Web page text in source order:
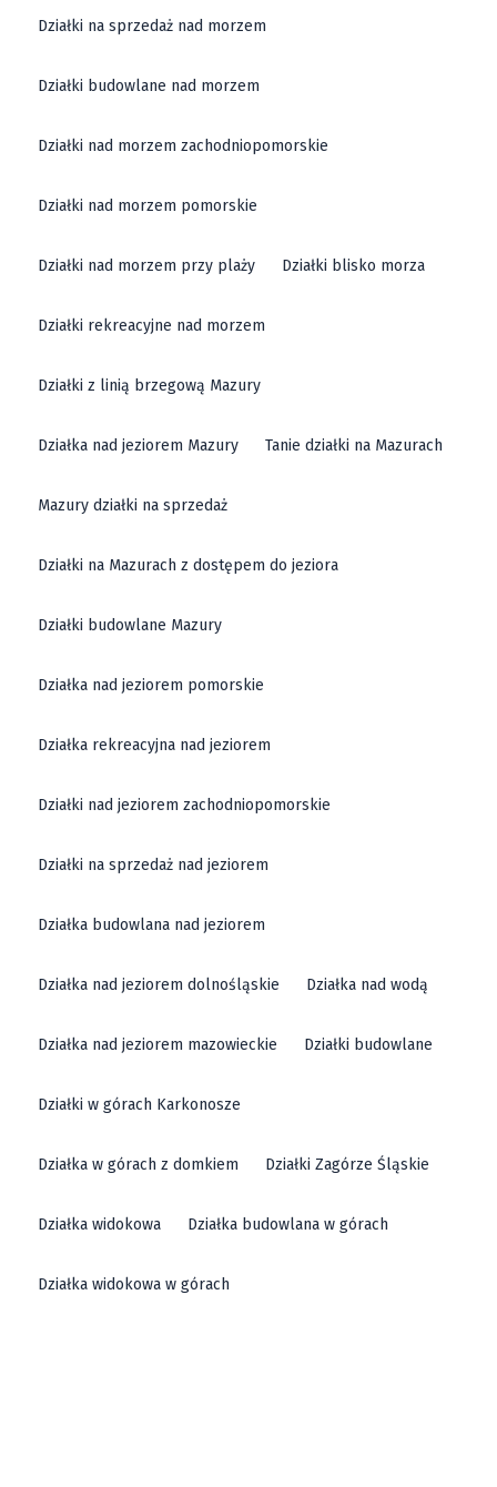
Działki na sprzedaż nad morzem
Działki budowlane nad morzem
Działki nad morzem zachodniopomorskie
Działki nad morzem pomorskie
Działki nad morzem przy plaży Działki blisko morza
Działki rekreacyjne nad morzem
Działki z linią brzegową Mazury
Działka nad jeziorem Mazury Tanie działki na Mazurach
Mazury działki na sprzedaż
Działki na Mazurach z dostępem do jeziora
Działki budowlane Mazury
Działka nad jeziorem pomorskie
Działka rekreacyjna nad jeziorem
Działki nad jeziorem zachodniopomorskie
Działki na sprzedaż nad jeziorem
Działka budowlana nad jeziorem
Działka nad jeziorem dolnośląskie Działka nad wodą
Działka nad jeziorem mazowieckie Działki budowlane
Działki w górach Karkonosze
Działka w górach z domkiem Działki Zagórze Śląskie
Działka widokowa Działka budowlana w górach
Działka widokowa w górach